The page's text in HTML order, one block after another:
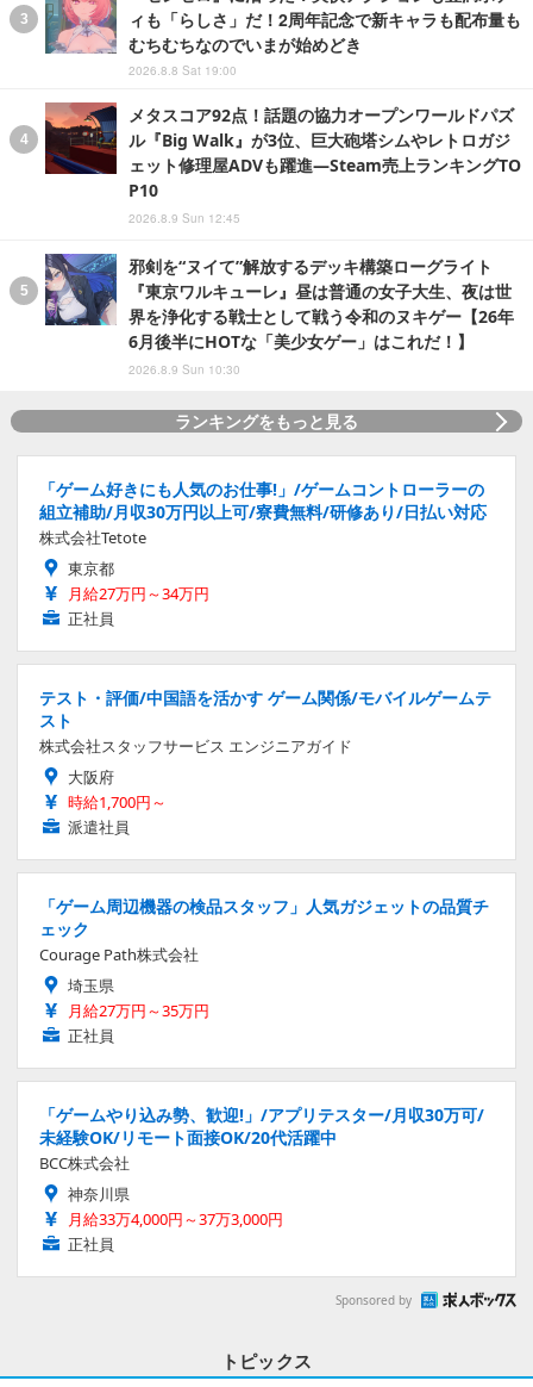
ィも「らしさ」だ！2周年記念で新キャラも配布量も
むちむちなのでいまが始めどき
2026.8.8 Sat 19:00
メタスコア92点！話題の協力オープンワールドパズ
ル『Big Walk』が3位、巨大砲塔シムやレトロガジ
ェット修理屋ADVも躍進―Steam売上ランキングTO
P10
2026.8.9 Sun 12:45
邪剣を“ヌイて”解放するデッキ構築ローグライト
『東京ワルキューレ』昼は普通の女子大生、夜は世
界を浄化する戦士として戦う令和のヌキゲー【26年
6月後半にHOTな「美少女ゲー」はこれだ！】
2026.8.9 Sun 10:30
ランキングをもっと見る
「ゲーム好きにも人気のお仕事!」/ゲームコントローラーの
組立補助/月収30万円以上可/寮費無料/研修あり/日払い対応
株式会社Tetote
東京都
月給27万円～34万円
正社員
テスト・評価/中国語を活かす ゲーム関係/モバイルゲームテ
スト
株式会社スタッフサービス エンジニアガイド
大阪府
時給1,700円～
派遣社員
「ゲーム周辺機器の検品スタッフ」人気ガジェットの品質チ
ェック
Courage Path株式会社
埼玉県
月給27万円～35万円
正社員
「ゲームやり込み勢、歓迎!」/アプリテスター/月収30万可/
未経験OK/リモート面接OK/20代活躍中
BCC株式会社
神奈川県
月給33万4,000円～37万3,000円
正社員
Sponsored by
トピックス